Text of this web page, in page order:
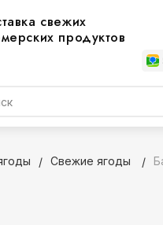
свежих
продуктов
Свежие ягоды